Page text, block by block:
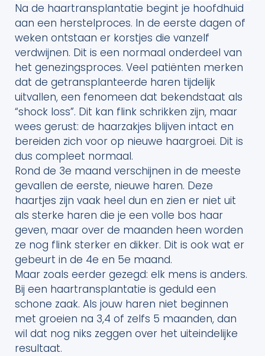
Na de haartransplantatie begint je hoofdhuid
aan een herstelproces. In de eerste dagen of
weken ontstaan er korstjes die vanzelf
verdwijnen. Dit is een normaal onderdeel van
het genezingsproces. Veel patiënten merken
dat de getransplanteerde haren tijdelijk
uitvallen, een fenomeen dat bekendstaat als
“shock loss”. Dit kan flink schrikken zijn, maar
wees gerust: de haarzakjes blijven intact en
bereiden zich voor op nieuwe haargroei. Dit is
dus compleet normaal.
Rond de 3e maand verschijnen in de meeste
gevallen de eerste, nieuwe haren. Deze
haartjes zijn vaak heel dun en zien er niet uit
als sterke haren die je een volle bos haar
geven, maar over de maanden heen worden
ze nog flink sterker en dikker. Dit is ook wat er
gebeurt in de 4e en 5e maand.
Maar zoals eerder gezegd: elk mens is anders.
Bij een haartransplantatie is geduld een
schone zaak. Als jouw haren niet beginnen
met groeien na 3,4 of zelfs 5 maanden, dan
wil dat nog niks zeggen over het uiteindelijke
resultaat.